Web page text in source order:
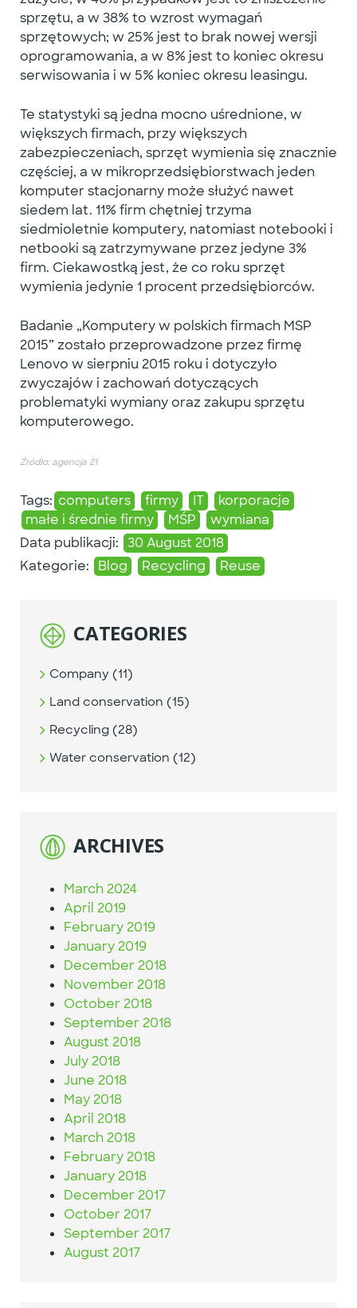
sprzętu, a w 38% to wzrost wymagań
sprzętowych; w 25% jest to brak nowej wersji
oprogramowania, a w 8% jest to koniec okresu
serwisowania i w 5% koniec okresu leasingu.
Te statystyki są jedna mocno uśrednione, w
większych firmach, przy większych
zabezpieczeniach, sprzęt wymienia się znacznie
częściej, a w mikroprzedsiębiorstwach jeden
komputer stacjonarny może służyć nawet
siedem lat. 11% firm chętniej trzyma
siedmioletnie komputery, natomiast notebooki i
netbooki są zatrzymywane przez jedyne 3%
firm. Ciekawostką jest, że co roku sprzęt
wymienia jedynie 1 procent przedsiębiorców.
Badanie „Komputery w polskich firmach MSP
2015” zostało przeprowadzone przez firmę
Lenovo w sierpniu 2015 roku i dotyczyło
zwyczajów i zachowań dotyczących
problematyki wymiany oraz zakupu sprzętu
komputerowego.
Źródło: agencja 21
Tags: computers firmy IT
korporacje
małe i średnie firmy
MŚP
wymiana
Data publikacji: 30 August 2018
Kategorie:
Blog Recycling Reuse
CATEGORIES
Company (11)
Land conservation (15)
Recycling (28)
Water conservation (12)
ARCHIVES
March 2024
April 2019
February 2019
January 2019
December 2018
November 2018
October 2018
September 2018
August 2018
July 2018
June 2018
May 2018
April 2018
March 2018
February 2018
January 2018
December 2017
October 2017
September 2017
August 2017